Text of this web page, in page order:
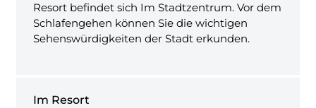
Resort befindet sich Im Stadtzentrum. Vor dem
Schlafengehen können Sie die wichtigen
Sehenswürdigkeiten der Stadt erkunden.
Im Resort